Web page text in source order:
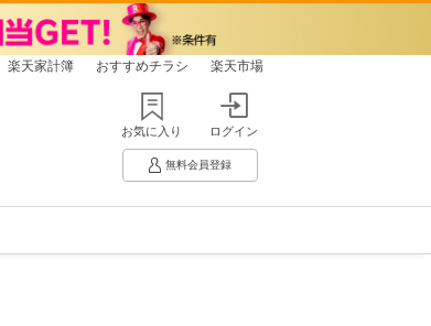
楽天家計簿 おすすめチラシ 楽天市場
お気に入り ログイン
無料会員登録